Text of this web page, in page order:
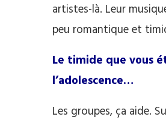
artistes-là. Leur
peu romantique et
Le timide que vous
l’adolescence…
Les groupes, ça aide.